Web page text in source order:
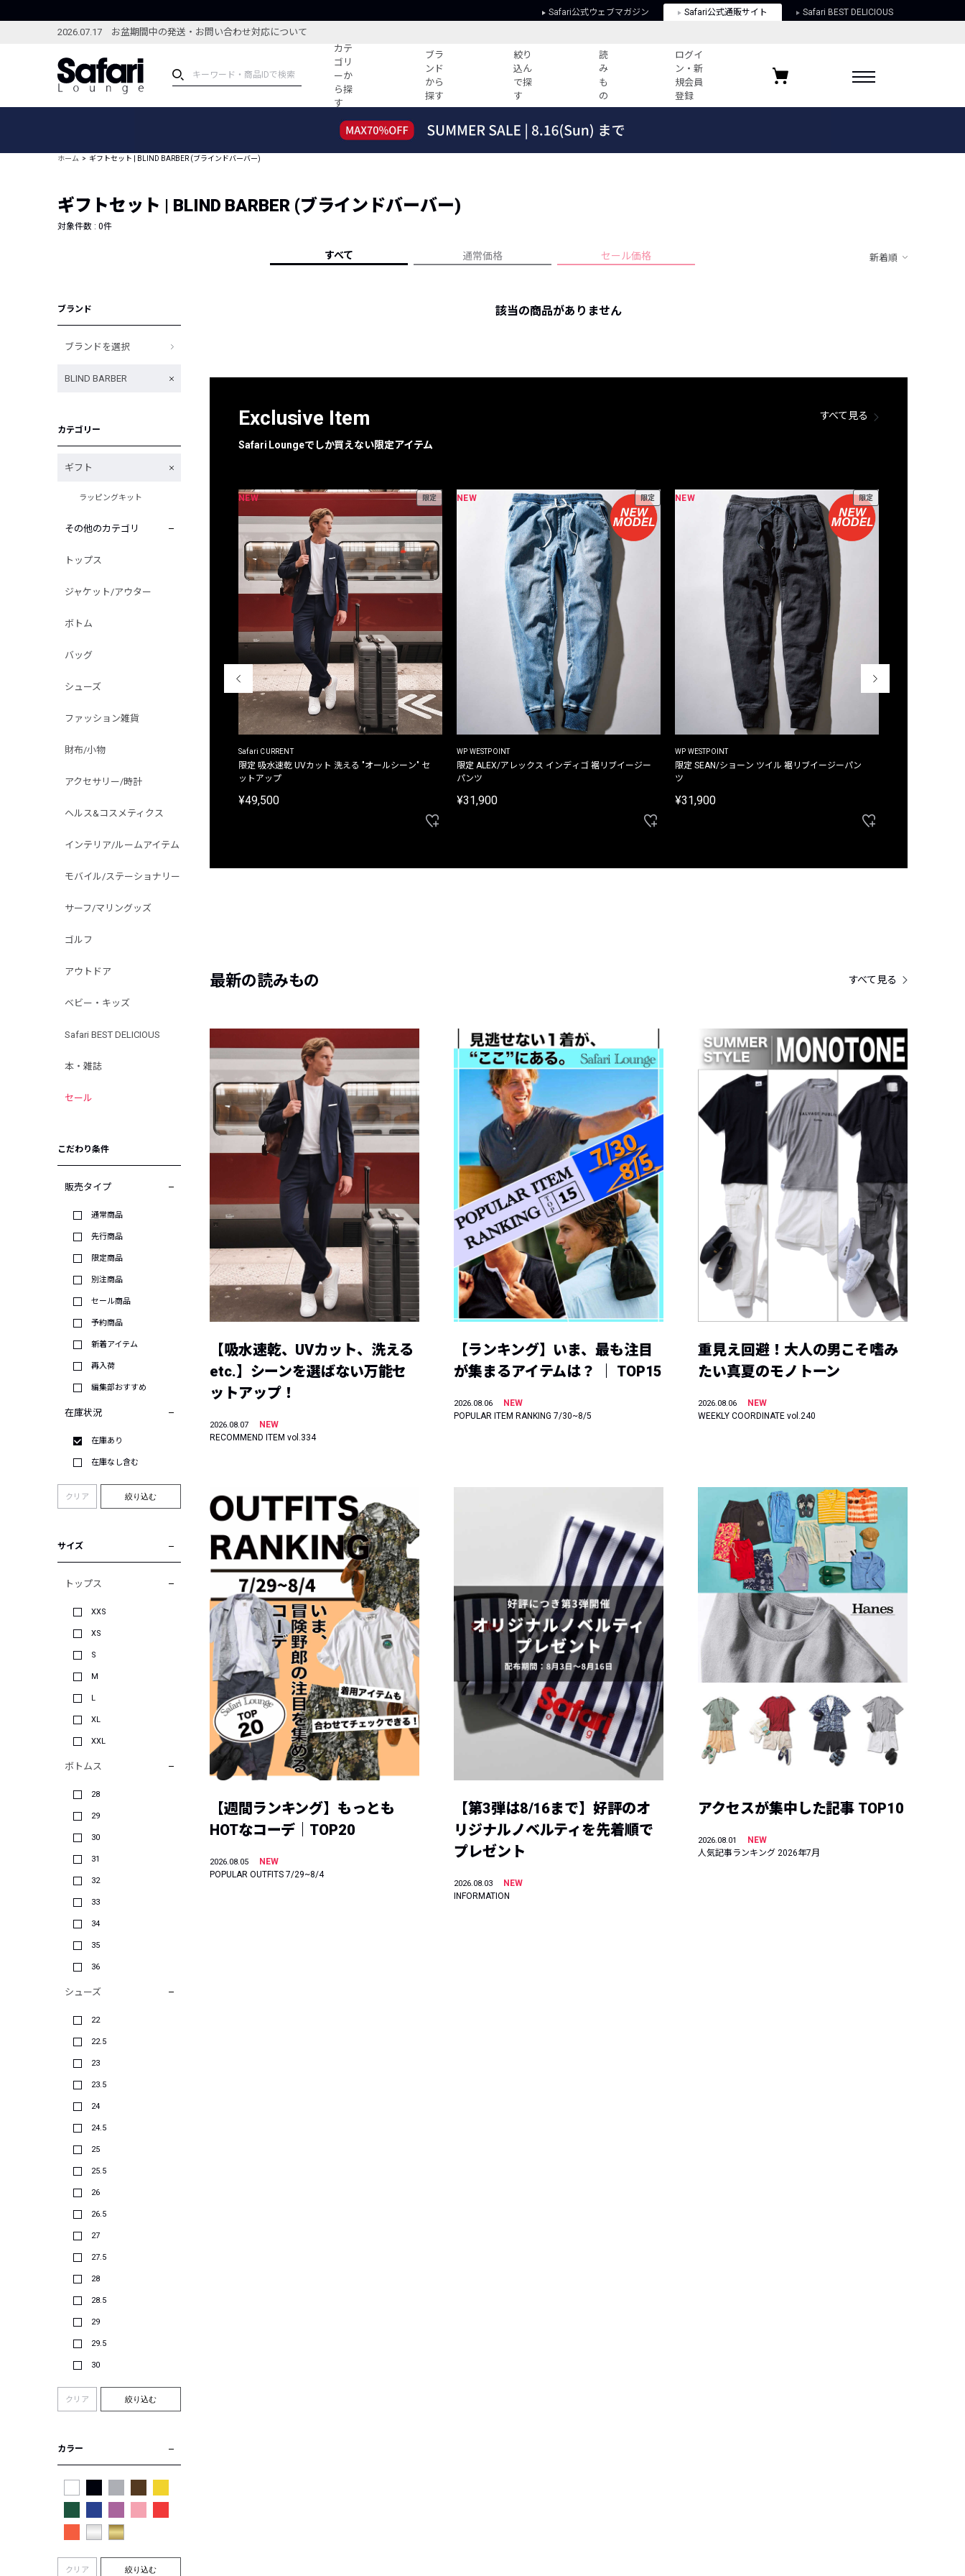
Safari公式ウェブマガジン Safari公式通販サイト Safari BEST DELICIOUS
2026.07.17 お盆期間中の発送・お問い合わせ対応について
カテ
ゴリ
ーか
ら探
す
ブラ
ンド
から
探す
絞り
込ん
で探
す
読
み
も
の
ログイ
ン・新
規会員
登録
ブランドから探す
新着アイテム
編集部のおすすめアイテム
特集記事
コーディネート
すべての記事
ーデ紹介
HOTなコーデ TOP20
人気記事ランキング
フォーカスブランド
プライバシーポリシー
お気に入りブランド
ホーム ギフトセット | BLIND BARBER (ブラインドバーバー)
ギフトセット | BLIND BARBER (ブラインドバーバー)
対象件数 : 0件
すべて 通常価格 セール価格 新着順
ブランド
ブランドを選択
BLIND BARBER
カテゴリー
ギフト
ラッピングキット
その他のカテゴリ
トップス
ジャケット/アウター
ボトム
バッグ
シューズ
ファッション雑貨
財布/小物
アクセサリー/時計
ヘルス&コスメティクス
インテリア/ルームアイテム
モバイル/ステーショナリー
サーフ/マリングッズ
ゴルフ
アウトドア
ベビー・キッズ
Safari BEST DELICIOUS
本・雑誌
セール
こだわり条件
販売タイプ
通常商品
先行商品
限定商品
別注商品
セール商品
予約商品
新着アイテム
再入荷
編集部おすすめ
在庫状況
在庫あり
在庫なし含む
クリア 絞り込む
サイズ
トップス
XXS
XS
S
M
L
XL
XXL
ボトムス
28
29
30
31
32
33
34
35
36
シューズ
22
22.5
23
23.5
24
24.5
25
25.5
26
26.5
27
27.5
28
28.5
29
29.5
30
クリア 絞り込む
カラー
クリア 絞り込む
該当の商品がありません
Exclusive Item
Safari Loungeでしか買えない限定アイテム
すべて見る
NEW 限定
Safari CURRENT
限定 吸水速乾 UVカット 洗える "オールシーン" セ
ットアップ
¥49,500
NEW 限定
WP WESTPOINT
限定 ALEX/アレックス インディゴ 裾リブイージー
パンツ
¥31,900
NEW 限定
WP WESTPOINT
限定 SEAN/ショーン ツイル 裾リブイージーパン
ツ
¥31,900
最新の読みもの すべて見る
【吸水速乾、UVカット、洗える
etc.】シーンを選ばない万能セ
ットアップ！
2026.08.07
NEW
RECOMMEND ITEM vol.334
【ランキング】いま、最も注目
が集まるアイテムは？ ｜ TOP15
2026.08.06
NEW
POPULAR ITEM RANKING 7/30~8/5
重見え回避！大人の男こそ嗜み
たい真夏のモノトーン
2026.08.06
NEW
WEEKLY COORDINATE vol.240
【週間ランキング】もっとも
HOTなコーデ｜TOP20
2026.08.05
NEW
POPULAR OUTFITS 7/29~8/4
【第3弾は8/16まで】好評のオ
リジナルノベルティを先着順で
プレゼント
2026.08.03
NEW
INFORMATION
アクセスが集中した記事 TOP10
2026.08.01
NEW
人気記事ランキング 2026年7月